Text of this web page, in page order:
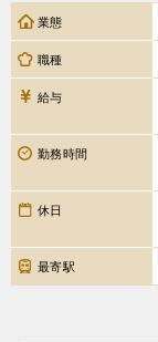
業態
職種
給与
勤務時間
休日
最寄駅